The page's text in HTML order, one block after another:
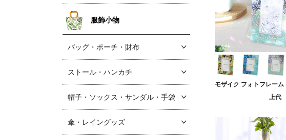
モザイク フォトフレーム
上代
服飾小物
バッグ・ポーチ・財布
ストール・ハンカチ
帽子・ソックス ・サンダル・手袋
傘・レイングッズ